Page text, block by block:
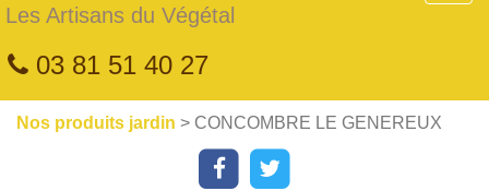
Les Artisans du Végétal
03 81 51 40 27
Nos produits jardin > CONCOMBRE LE GENEREUX